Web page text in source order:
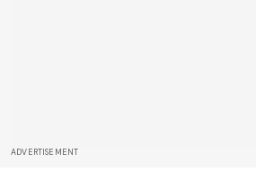
ADVERTISEMENT